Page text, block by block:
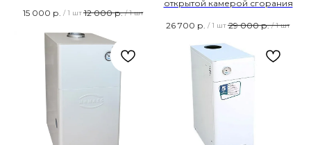
15 000 р. / 1 шт 12 000 р. / 1 шт
открытой камерой сгорания
26 700 р. / 1 шт 29 000 р. / 1 шт